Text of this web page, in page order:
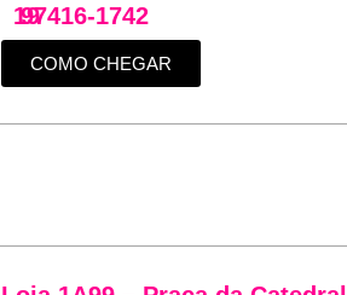
19
97416-1742
COMO CHEGAR